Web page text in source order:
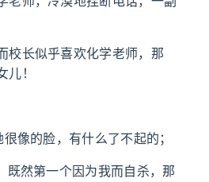
校长似乎喜欢化学老师，那
！
像的脸，有什么了不起的；
既然第一个因为我而自杀，那